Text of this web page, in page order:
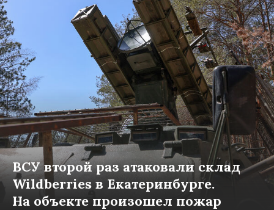
ВСУ второй раз атаковали склад
Wildberries в Екатеринбурге.
На объекте произошел пожар